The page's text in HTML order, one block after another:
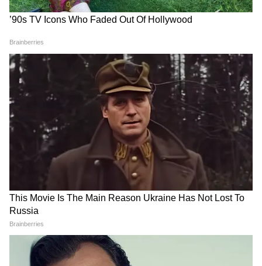
ब्रालेट मिरर वर्क ब्लाउज स्टाइलिश और मॉडर्न लुक के
लिए परफेक्ट, पार्टी वियर में बेहद अट्रैक्टिव दिखता है। यह
डिजाइन उन महिलाओं के लिए है, जो बोल्ड और ट्रेंडी
लुक पसंद करती हैं। इसे साड़ी या लहंगा के साथ आसानी
से कैरी किया जा सकता है। इसमें कई रंग के ब्लाउज
उपलब्ध है, जिसे आप ऑनलाइन या फिर ऑफ लाइन
मार्केट से खरीद सकती हैं। मिरर वर्क ब्लाउज की कीमत
500 से शुरु होकर 5000रुपए तक जाती है।